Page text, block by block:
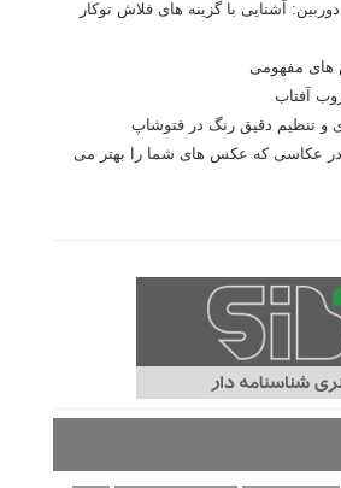
آشنایی با گزینه های فلاش توکار
های مفهومی
آفتاب
در عکاسی که عکس های شما را بهتر می